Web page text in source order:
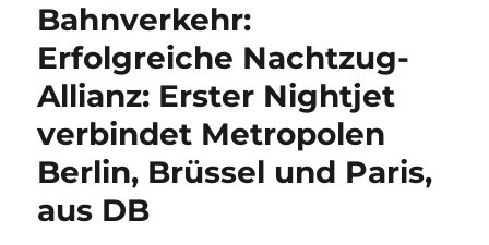
Bahnverkehr:
Erfolgreiche Nachtzug-
Allianz: Erster Nightjet
verbindet Metropolen
Berlin, Brüssel und Paris,
aus DB